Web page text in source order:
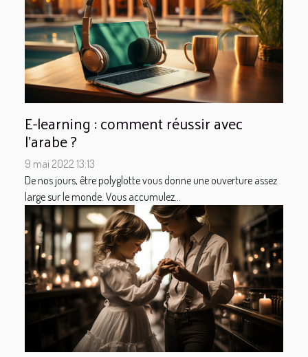
E-learning : comment réussir avec
l'arabe ?
9 mai 2022 13:13
De nos jours, être polyglotte vous donne une ouverture assez
large sur le monde. Vous accumulez...